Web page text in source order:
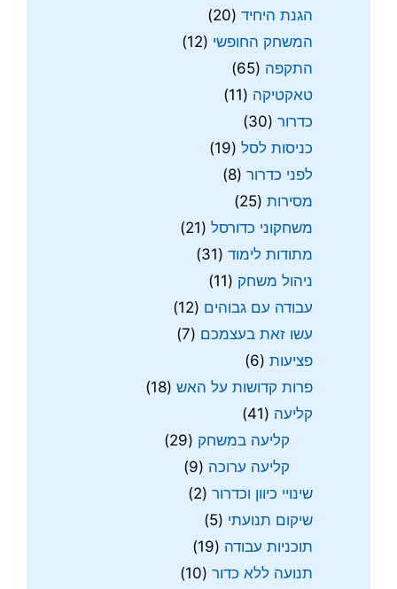
הגנת היחיד (20)
המשחק החופשי (12)
התקפה (65)
טאקטיקה (11)
כדרור (30)
כניסות לסל (19)
לפני כדרור (8)
מסירות (25)
משחקוני כדורסל (21)
מתודות לימוד (31)
ניהול משחק (11)
עבודה עם גבוהים (12)
עשו זאת בעצמכם (7)
פציעות (6)
פרות קדושות על האש (18)
קליעה (41)
קליעה במשחק (29)
קליעה ערוכה (9)
שינויי כיוון וכדרור (2)
שיקום תנועתי (5)
תוכניות עבודה (19)
תנועה ללא כדור (10)